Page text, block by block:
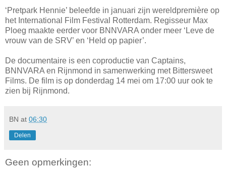
‘Pretpark Hennie’ beleefde in januari zijn wereldpremière op
het International Film Festival Rotterdam. Regisseur Max
Ploeg maakte eerder voor BNNVARA onder meer ‘Leve de
vrouw van de SRV’ en ‘Held op papier’.
De documentaire is een coproductie van Captains,
BNNVARA en Rijnmond in samenwerking met Bittersweet
Films. De film is op donderdag 14 mei om 17:00 uur ook te
zien bij Rijnmond.
BN at 06:30
Delen
Geen opmerkingen: